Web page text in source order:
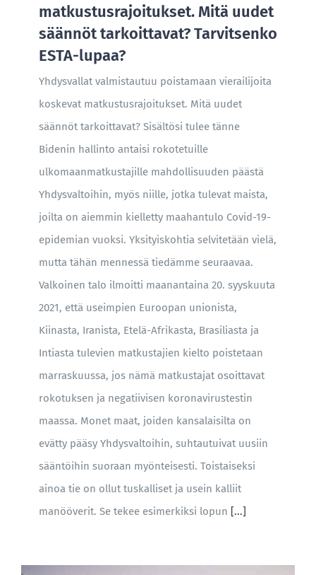
matkustusrajoitukset. Mitä uudet
säännöt tarkoittavat? Tarvitsenko
ESTA-lupaa?
Yhdysvallat valmistautuu poistamaan vierailijoita
koskevat matkustusrajoitukset. Mitä uudet
säännöt tarkoittavat? Sisältösi tulee tänne
Bidenin hallinto antaisi rokotetuille
ulkomaanmatkustajille mahdollisuuden päästä
Yhdysvaltoihin, myös niille, jotka tulevat maista,
joilta on aiemmin kielletty maahantulo Covid-19-
epidemian vuoksi. Yksityiskohtia selvitetään vielä,
mutta tähän mennessä tiedämme seuraavaa.
Valkoinen talo ilmoitti maanantaina 20. syyskuuta
2021, että useimpien Euroopan unionista,
Kiinasta, Iranista, Etelä-Afrikasta, Brasiliasta ja
Intiasta tulevien matkustajien kielto poistetaan
marraskuussa, jos nämä matkustajat osoittavat
rokotuksen ja negatiivisen koronavirustestin
maassa. Monet maat, joiden kansalaisilta on
evätty pääsy Yhdysvaltoihin, suhtautuivat uusiin
sääntöihin suoraan myönteisesti. Toistaiseksi
ainoa tie on ollut tuskalliset ja usein kalliit
manööverit. Se tekee esimerkiksi lopun [...]